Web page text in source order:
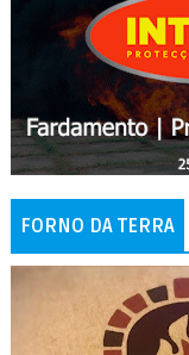
FORNO DA TERRA